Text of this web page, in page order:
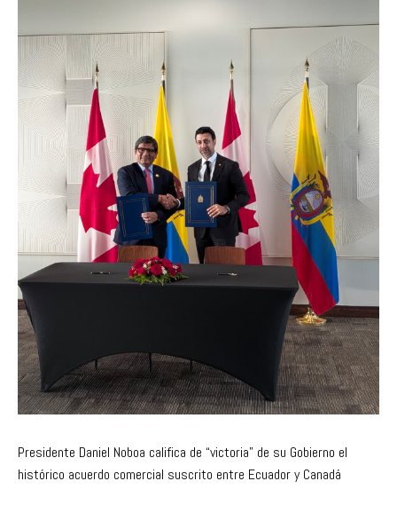
Presidente Daniel Noboa califica de “victoria” de su Gobierno el
histórico acuerdo comercial suscrito entre Ecuador y Canadá